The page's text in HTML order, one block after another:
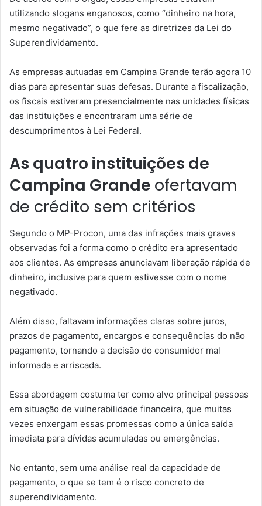
utilizando slogans enganosos, como “dinheiro na hora,
mesmo negativado”, o que fere as diretrizes da Lei do
Superendividamento.
As empresas autuadas em Campina Grande terão agora 10
dias para apresentar suas defesas. Durante a fiscalização,
os fiscais estiveram presencialmente nas unidades físicas
das instituições e encontraram uma série de
descumprimentos à Lei Federal.
As quatro instituições de
Campina Grande ofertavam
de crédito sem critérios
Segundo o MP-Procon, uma das infrações mais graves
observadas foi a forma como o crédito era apresentado
aos clientes. As empresas anunciavam liberação rápida de
dinheiro, inclusive para quem estivesse com o nome
negativado.
Além disso, faltavam informações claras sobre juros,
prazos de pagamento, encargos e consequências do não
pagamento, tornando a decisão do consumidor mal
informada e arriscada.
Essa abordagem costuma ter como alvo principal pessoas
em situação de vulnerabilidade financeira, que muitas
vezes enxergam essas promessas como a única saída
imediata para dívidas acumuladas ou emergências.
No entanto, sem uma análise real da capacidade de
pagamento, o que se tem é o risco concreto de
superendividamento.